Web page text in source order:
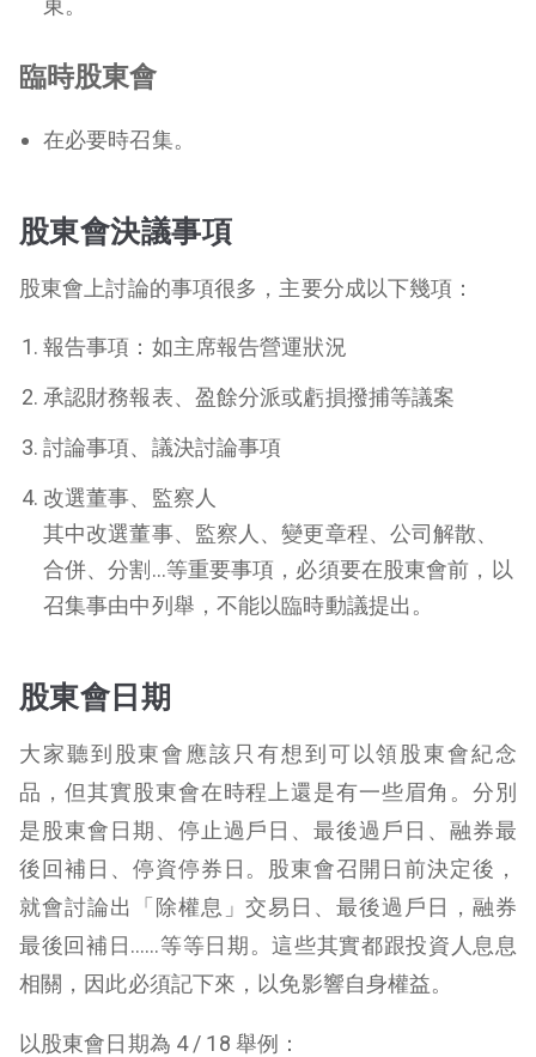
東。
臨時股東會
在必要時召集。
股東會決議事項
股東會上討論的事項很多，主要分成以下幾項：
報告事項：如主席報告營運狀況
承認財務報表、盈餘分派或虧損撥捕等議案
討論事項、議決討論事項
改選董事、監察人
其中改選董事、監察人、變更章程、公司解散、
合併、分割…等重要事項，必須要在股東會前，以
召集事由中列舉，不能以臨時動議提出。
股東會日期
大家聽到股東會應該只有想到可以領股東會紀念
品，但其實股東會在時程上還是有一些眉角。分別
是股東會日期、停止過戶日、最後過戶日、融券最
後回補日、停資停券日。股東會召開日前決定後，
就會討論出「除權息」交易日、最後過戶日，融券
最後回補日……等等日期。這些其實都跟投資人息息
相關，因此必須記下來，以免影響自身權益。
以股東會日期為 4 / 18 舉例：